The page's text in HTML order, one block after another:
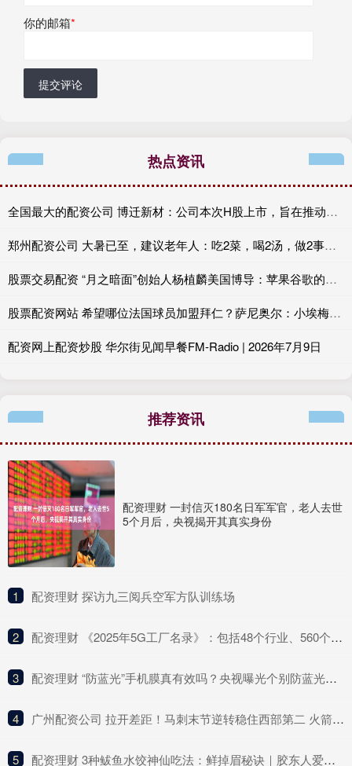
你的邮箱*
提交评论
热点资讯
全国最大的配资公司 博迁新材：公司本次H股上市，旨在推动全球化战略的深入实施
郑州配资公司 大暑已至，建议老年人：吃2菜，喝2汤，做2事，健康过三伏
股票交易配资 “月之暗面”创始人杨植麟美国博导：苹果谷歌的邀约，都没让他放弃回国创业的初心
股票配资网站 希望哪位法国球员加盟拜仁？萨尼奥尔：小埃梅里符合拜仁风格
配资网上配资炒股 华尔街见闻早餐FM-Radio | 2026年7月9日
推荐资讯
配资理财 一封信灭180名日军军官，老人去世
5个月后，央视揭开其真实身份
1 ​配资理财 探访九三阅兵空军方队训练场
2 ​配资理财 《2025年5G工厂名录》：包括48个行业、560个项目
3 ​配资理财 “防蓝光”手机膜真有效吗？央视曝光个别防蓝光手机膜效果相当于保鲜膜
4 ​广州配资公司 拉开差距！马刺末节逆转稳住西部第二 火箭继续身陷西部乱局
5 ​配资理财 3种鲅鱼水饺神仙吃法：鲜掉眉秘诀｜胶东人爱的家常硬菜